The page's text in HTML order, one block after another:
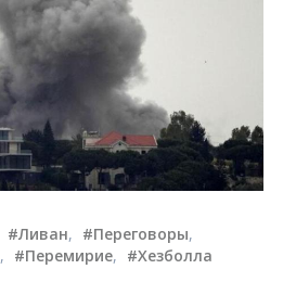
#Ливан, #Переговоры,
, #Перемирие, #Хезболла